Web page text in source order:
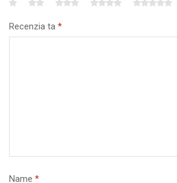
Recenzia ta *
Name *